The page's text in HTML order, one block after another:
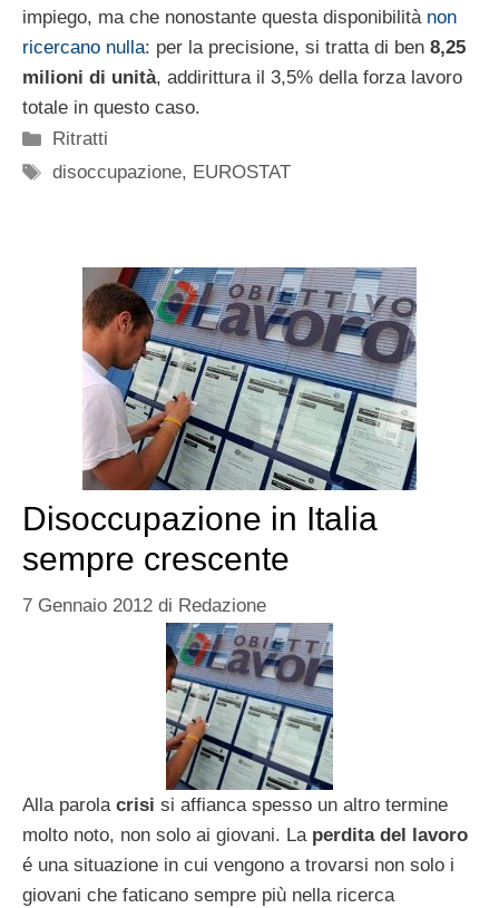
impiego, ma che nonostante questa disponibilità non
ricercano nulla: per la precisione, si tratta di ben 8,25
milioni di unità, addirittura il 3,5% della forza lavoro
totale in questo caso.
Categorie
Ritratti
Tag
disoccupazione, EUROSTAT
Disoccupazione in Italia
sempre crescente
7 Gennaio 2012 di Redazione
Alla parola crisi si affianca spesso un altro termine
molto noto, non solo ai giovani. La perdita del lavoro
é una situazione in cui vengono a trovarsi non solo i
giovani che faticano sempre più nella ricerca